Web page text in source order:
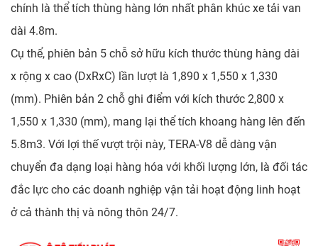
chính là thể tích thùng hàng lớn nhất phân khúc xe tải van
dài 4.8m.
Cụ thể, phiên bản 5 chỗ sở hữu kích thước thùng hàng dài
x rộng x cao (DxRxC) lần lượt là 1,890 x 1,550 x 1,330
(mm). Phiên bản 2 chỗ ghi điểm với kích thước 2,800 x
1,550 x 1,330 (mm), mang lại thể tích khoang hàng lên đến
5.8m3. Với lợi thế vượt trội này, TERA-V8 dễ dàng vận
chuyển đa dạng loại hàng hóa với khối lượng lớn, là đối tác
đắc lực cho các doanh nghiệp vận tải hoạt động linh hoạt
ở cả thành thị và nông thôn 24/7.